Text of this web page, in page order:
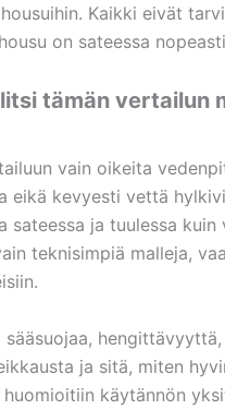
Kaikki eivät
on sateessa
tämän vertailun
vain oikeita
eikä kevyesti vettä
sateessa ja tuulessa
teknisimpiä malleja,
ja sitä, miten
käytännön